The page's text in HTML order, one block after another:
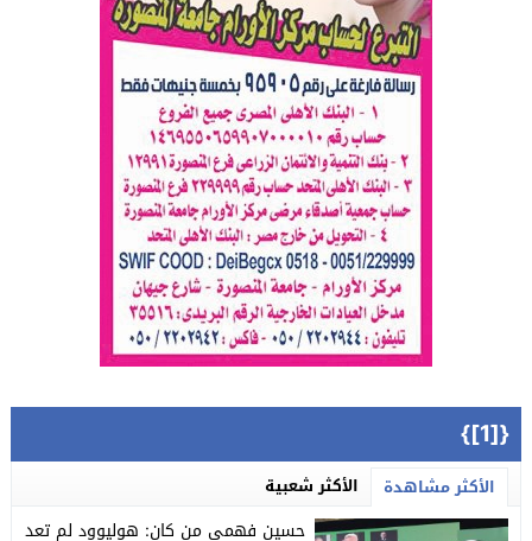
{[1]}
الأكثر مشاهدة الأكثر شعبية
حسين فهمي من كان: هوليوود لم تعد